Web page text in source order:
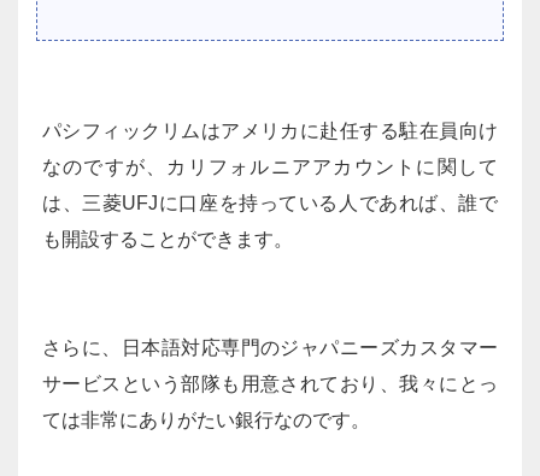
パシフィックリムはアメリカに赴任する駐在員向け
なのですが、カリフォルニアアカウントに関して
は、三菱UFJに口座を持っている人であれば、誰で
も開設することができます。
さらに、日本語対応専門のジャパニーズカスタマー
サービスという部隊も用意されており、我々にとっ
ては非常にありがたい銀行なのです。